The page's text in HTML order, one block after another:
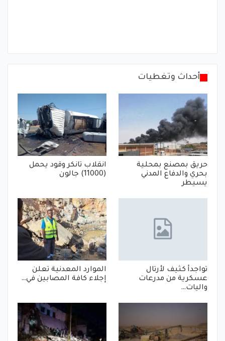
أحداث وتغطيات
حريق بمصنع بمحلية
بحري والدفاع المدني
يسيطر
انقلاب تانكر وقود يحمل
(11000) جالون
تواجدأ كثيف لأرتال
عسكرية من مدرعات
واليات…
الموارد المعدنية تعلن
إجلاء كافة المصابين في…